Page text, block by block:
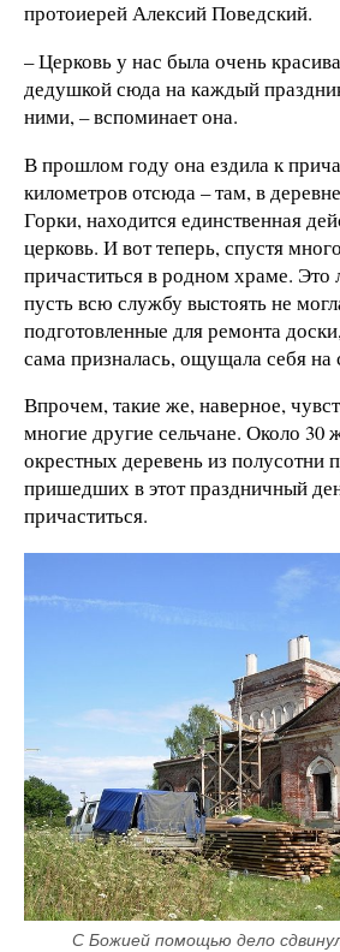
протоиерей Алексий Поведский.
– Церковь у нас была очень
дедушкой сюда на каждый
ними, – вспоминает она.
В прошлом году она ездила к
километров отсюда – там, в
Горки, находится единственная
церковь. И вот теперь, спустя
причаститься в родном храме. Это
пусть всю службу выстоять не
подготовленные для ремонта
сама призналась, ощущала себя на
Впрочем, такие же, наверное,
многие другие сельчане. Около 30
окрестных деревень из полусотни
пришедших в этот праздничный
причаститься.
С Божией помощью дело